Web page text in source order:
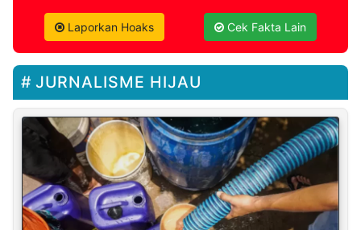
Laporkan Hoaks Cek Fakta Lain
JURNALISME HIJAU